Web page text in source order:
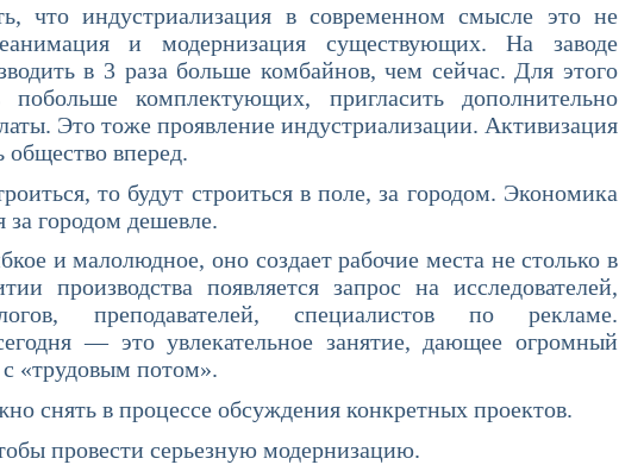
в современном смысле это не
и модернизация существующих. На заводе
в 3 раза больше комбайнов, чем сейчас. Для этого
побольше комплектующих, пригласить дополнительно
Это тоже проявление индустриализации. Активизация
общество вперед.
то будут строиться в поле, за городом. Экономика
за городом дешевле.
малолюдное, оно создает рабочие места не столько в
производства появляется запрос на исследователей,
преподавателей, специалистов по рекламе.
— это увлекательное занятие, дающее огромный
с «трудовым потом».
в процессе обсуждения конкретных проектов.
провести серьезную модернизацию.